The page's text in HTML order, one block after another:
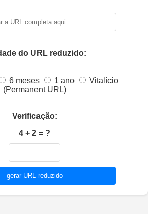
do URL reduzido:
6 meses 1 ano
Vitalício
(Permanent URL)
Verificação:
4 + 2 = ?
gerar URL reduzido